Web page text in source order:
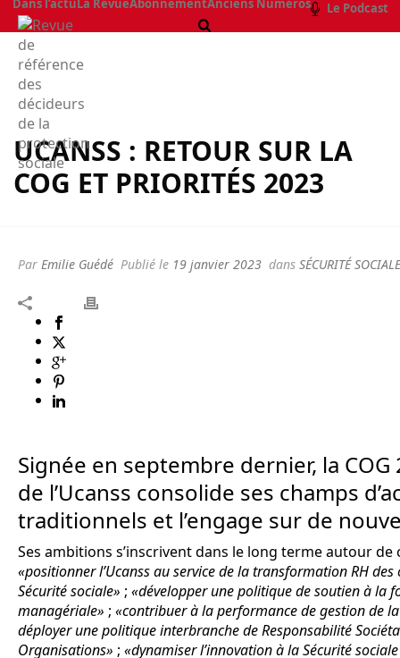
Dans l’actu La RevueAbonnementAnciens Numéros Le Podcast
UCANSS : RETOUR SUR LA
COG ET PRIORITÉS 2023
Par Emilie Guédé Publié le 19 janvier 2023 dans SÉCURITÉ SOCIALE
Signée en septembre dernier, la COG
de l’Ucanss consolide ses champs
traditionnels et l’engage sur de
Ses ambitions s’inscrivent dans le long terme autour de
«positionner l’Ucanss au service de la transformation RH
Sécurité sociale» ; «développer une politique de soutien à la
managériale» ; «contribuer à la performance de gestion de
déployer une politique interbranche de Responsabilité
Organisations» ; «dynamiser l’innovation à la Sécurité